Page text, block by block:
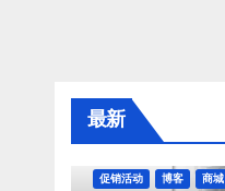
最新
促销活动 博客 商城